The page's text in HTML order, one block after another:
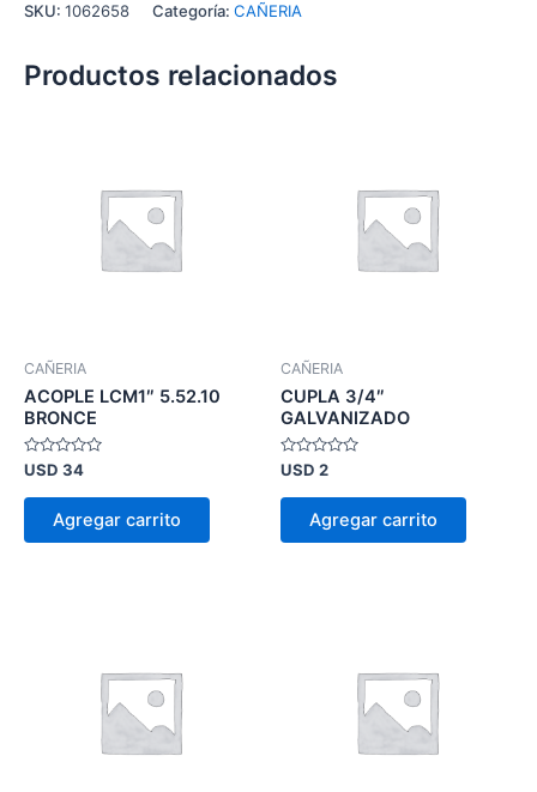
SKU: 1062658 Categoría: CAÑERIA
Productos relacionados
CAÑERIA
ACOPLE LCM1″ 5.52.10
BRONCE
Valorado
0
USD 34
Agregar carrito
CAÑERIA
CUPLA 3/4″
GALVANIZADO
Valorado
0
USD 2
Agregar carrito